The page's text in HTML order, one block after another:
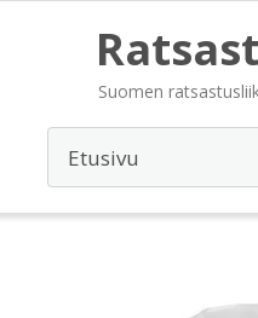
Suomen